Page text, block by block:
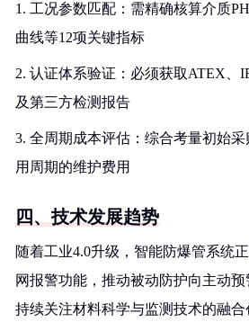
1. 工况参数匹配：需精确核算介质
曲线等12项关键指标
2. 认证体系验证：必须获取ATEX、
及第三方检测报告
3. 全周期成本评估：综合考量初始
用周期的维护费用
四、技术发展趋势
随着工业4.0升级，智能防爆管系统
网报警功能，推动被动防护向主动
持续关注材料科学与监测技术的融合